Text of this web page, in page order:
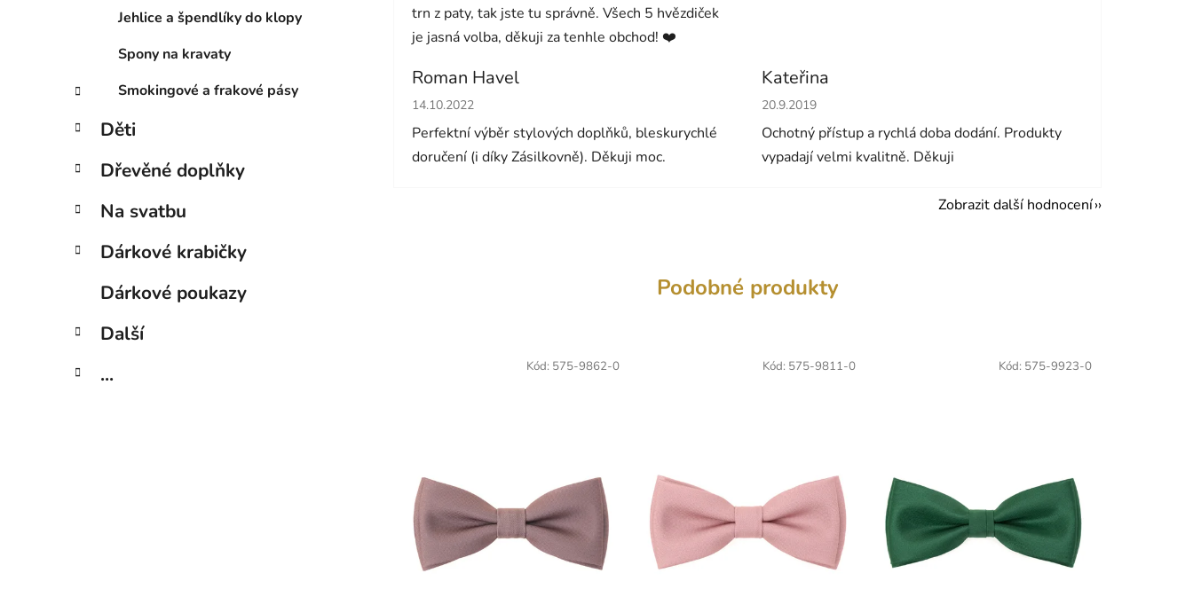
Jehlice a špendlíky do klopy
Spony na kravaty
Smokingové a frakové pásy
Děti
Dřevěné doplňky
Na svatbu
Dárkové krabičky
Dárkové poukazy
Další
...
trn z paty, tak jste tu správně. Všech 5 hvězdiček
je jasná volba, děkuji za tenhle obchod! ❤️
Roman Havel
Hodnocení obchodu je 5 z 5 hvězdiček.
14.10.2022
Perfektní výběr stylových doplňků, bleskurychlé
doručení (i díky Zásilkovně). Děkuji moc.
Kateřina
Hodnocení obchodu je 5 z 5 hvězdiček.
20.9.2019
Ochotný přístup a rychlá doba dodání. Produkty
vypadají velmi kvalitně. Děkuji
Zobrazit další hodnocení
Podobné produkty
Kód: 575-9862-0 Kód: 575-9811-0 Kód: 575-9923-0